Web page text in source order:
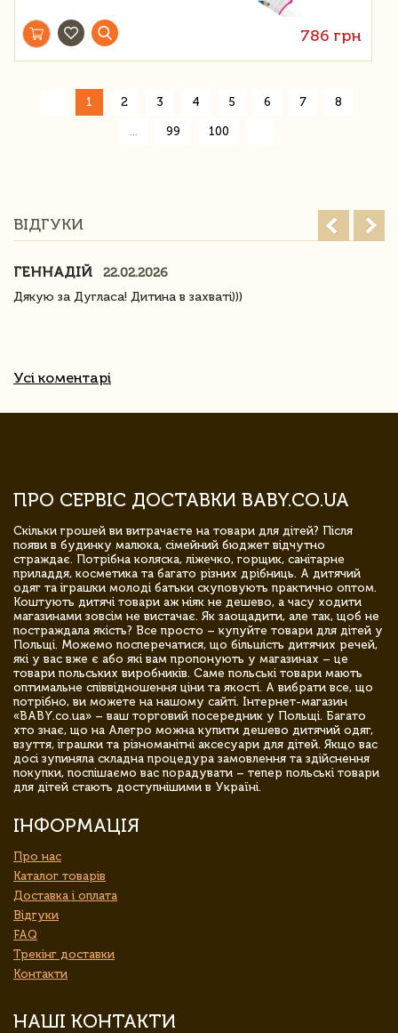
786 грн
1 2 3 4 5 6 7 8
99 100
ВІДГУКИ
ГЕННАДІЙ
22.02.2026
Дякую за Дугласа! Дитина в захваті)))
Усі коментарі
ПРО СЕРВІС ДОСТАВКИ BABY.CO.UA
Скільки грошей ви витрачаєте на товари для дітей? Після
появи в будинку малюка, сімейний бюджет відчутно
страждає. Потрібна коляска, ліжечко, горщик, санітарне
приладдя, косметика та багато різних дрібниць. А дитячий
одяг та іграшки молоді батьки скуповують практично оптом.
Коштують дитячі товари аж ніяк не дешево, а часу ходити
магазинами зовсім не вистачає. Як заощадити, але так, щоб не
постраждала якість? Все просто – купуйте товари для дітей у
Польщі. Можемо посперечатися, що більшість дитячих речей,
які у вас вже є або які вам пропонують у магазинах – це
товари польських виробників. Саме польські товари мають
оптимальне співвідношення ціни та якості. А вибрати все, що
потрібно, ви можете на нашому сайті. Інтернет-магазин
«BABY.co.ua» – ваш торговий посередник у Польщі. Багато
хто знає, що на Алегро можна купити дешево дитячий одяг,
взуття, іграшки та різноманітні аксесуари для дітей. Якщо вас
досі зупиняла складна процедура замовлення та здійснення
покупки, поспішаємо вас порадувати – тепер польські товари
для дітей стають доступнішими в Україні.
ІНФОРМАЦІЯ
Про нас
Каталог товарів
Доставка і оплата
Відгуки
FAQ
Трекінг доставки
Контакти
НАШІ КОНТАКТИ